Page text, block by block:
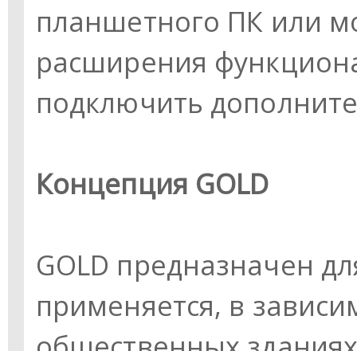
планшетного ПК или
расширения
подключить
Концепция GOLD
GOLD предназначен
применяется, в